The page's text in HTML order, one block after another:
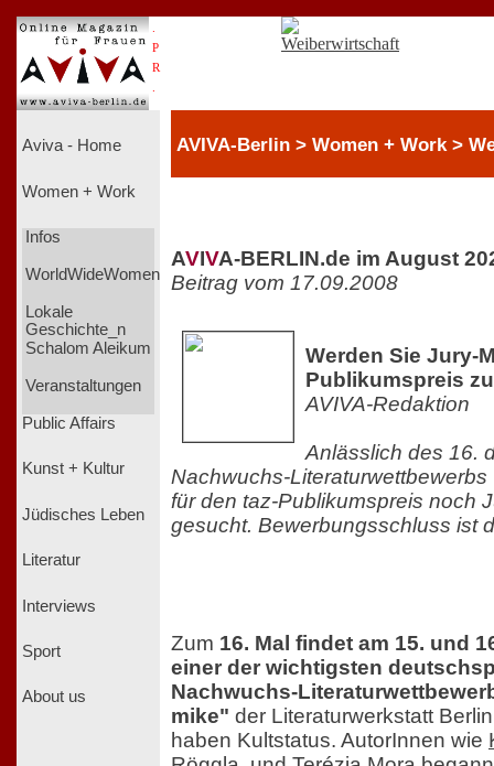
P
R
Aviva - Home
Women + Work
Infos
WorldWideWomen
Lokale
Geschichte_n
Schalom Aleikum
Veranstaltungen
Public Affairs
Kunst + Kultur
Jüdisches Leben
Literatur
Interviews
Sport
About us
AVIVA-Berlin > Women + Work >
AVIVA-BERLIN.de im August
Beitrag vom 17.09.2008
Werden Sie Jury-
Publikumspreis
AVIVA-Redaktion
Anlässlich des 16.
Nachwuchs-
für den taz-Publikumspreis noch
gesucht. Bewerbungsschluss ist
Zum 16. Mal findet am 15. und
einer der wichtigsten
Nachwuchs-
mike" der Literaturwerkstatt
haben Kultstatus. AutorInnen wie